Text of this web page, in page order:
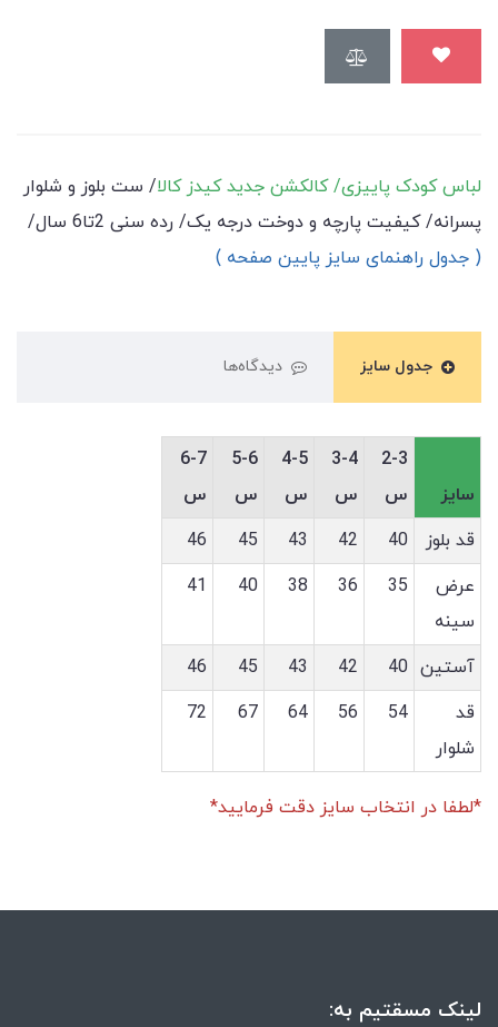
لباس کودک پاییزی/ کالکشن جدید کیدز کالا/ ست بلوز و شلوار
پسرانه/ کیفیت پارچه و دوخت درجه یک/ رده سنی 2تا6 سال/
( جدول راهنمای سایز پایین صفحه )
جدول سایز دیدگاه‌ها
سایز
2-3
س
3-4
س
4-5
س
5-6
س
6-7
س
قد بلوز
40
42
43
45
46
عرض
سینه
35
36
38
40
41
آستین 40
42
43
45
46
قد
شلوار
54
56
64
67
72
*لطفا در انتخاب سایز دقت فرمایید*
لینک مسقتیم به: